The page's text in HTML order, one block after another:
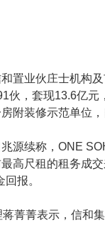
置业伙庄士机构
伙，套现13.6亿元
附装修示范单位
兆源续称，ONE
高尺租的租务成
报。
菁菁表示，信和